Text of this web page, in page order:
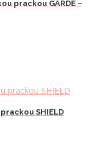
prackou GARDE –
SHIELD